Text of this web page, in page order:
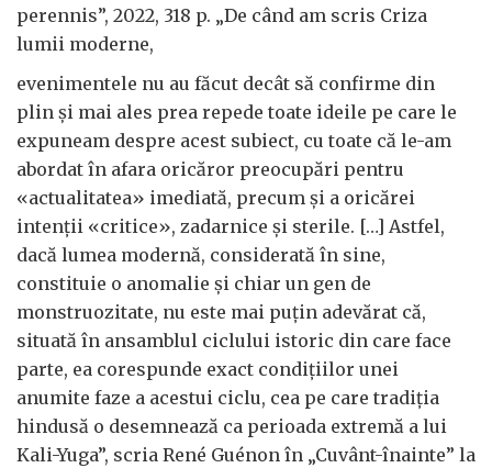
perennis”, 2022, 318 p. „De când am scris Criza
lumii moderne,
evenimentele nu au făcut decât să confirme din
plin și mai ales prea repede toate ideile pe care le
expuneam despre acest subiect, cu toate că le-am
abordat în afara oricăror preocupări pentru
«actualitatea» imediată, precum și a oricărei
intenții «critice», zadarnice și sterile. […] Astfel,
dacă lumea modernă, considerată în sine,
constituie o anomalie și chiar un gen de
monstruozitate, nu este mai puțin adevărat că,
situată în ansamblul ciclului istoric din care face
parte, ea corespunde exact condițiilor unei
anumite faze a acestui ciclu, cea pe care tradiția
hindusă o desemnează ca perioada extremă a lui
Kali-Yuga”, scria René Guénon în „Cuvânt-înainte” la